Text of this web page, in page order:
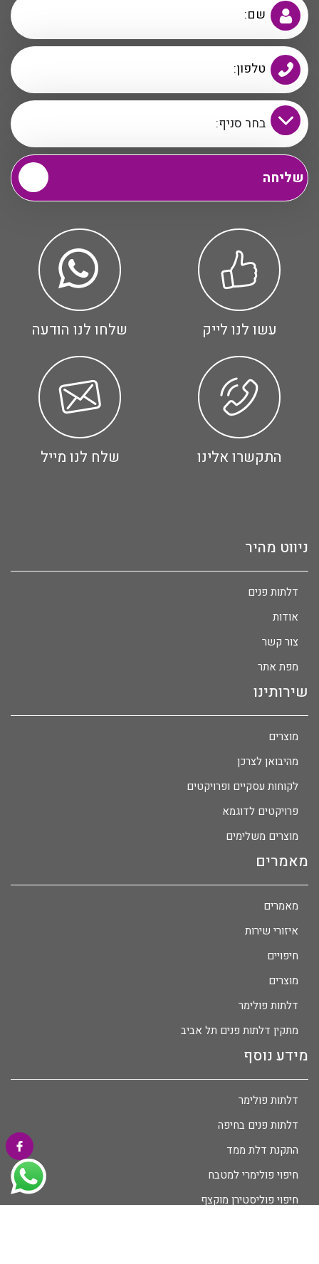
עשו לנו לייק שלחו לנו הודעה
התקשרו אלינו שלח לנו מייל
ניווט מהיר
דלתות פנים
אודות
צור קשר
מפת אתר
שירותינו
מוצרים
מהיבואן לצרכן
לקוחות עסקיים ופרויקטים
פרויקטים לדוגמא
מוצרים משלימים
מאמרים
מאמרים
איזורי שירות
חיפויים
מוצרים
דלתות פולימר
מתקין דלתות פנים תל אביב
מידע נוסף
דלתות פולימר
דלתות פנים בחיפה
התקנת דלת ממד
חיפוי פולימרי למטבח
חיפוי פוליסטירן מוקצף